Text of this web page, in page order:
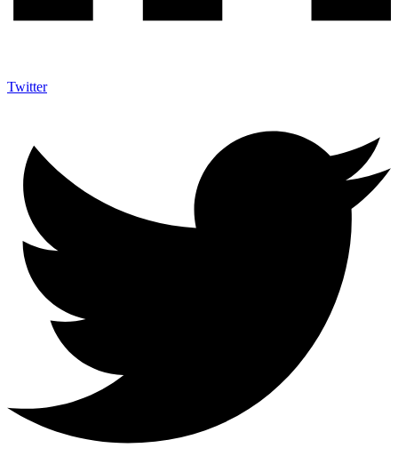
Twitter